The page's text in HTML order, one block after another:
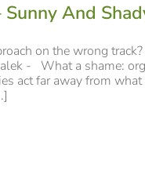
And
on the wrong
- What a shame:
act far away from